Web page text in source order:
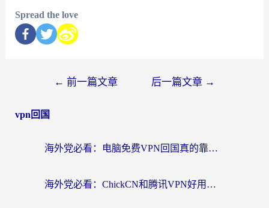
Spread the love
← 前一篇文章 后一篇文章 →
vpn回国
海外党必看：电脑免费VPN回国真的靠谱吗？附实测对比与最优方案指南
海外党必看：ChickCN和腾讯VPN好用吗？3招选对回国加速器，告别地区限制